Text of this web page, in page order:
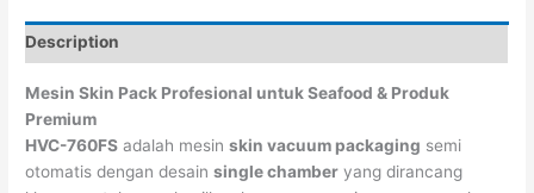
Description
Mesin Skin Pack Profesional untuk Seafood & Produk
Premium
HVC-760FS adalah mesinskin vacuum packaging semi
otomatis dengan desainsingle chamber yang dirancang